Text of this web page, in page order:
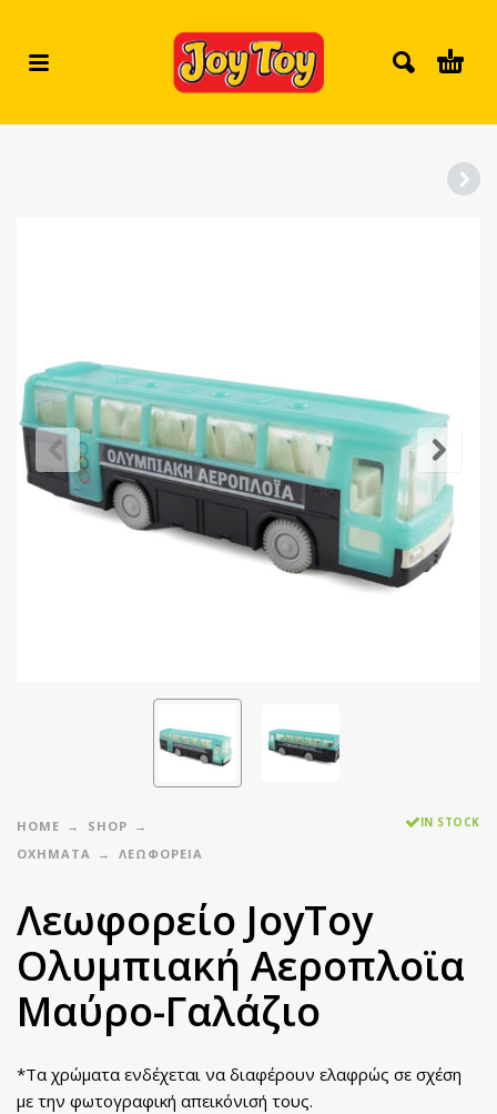
HOME
SHOP
ΟΧΗΜΑΤΑ
ΛΕΩΦΟΡΕΙΑ
IN STOCK
Λεωφορείο JoyToy
Ολυμπιακή Αεροπλοϊα
Μαύρο-Γαλάζιο
*Τα χρώματα ενδέχεται να διαφέρουν ελαφρώς σε σχέση
με την φωτογραφική απεικόνισή τους.